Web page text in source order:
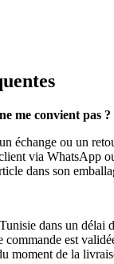
me convient pas ?
échange ou un
via WhatsApp
dans son
dans un délai
commande est
moment de la